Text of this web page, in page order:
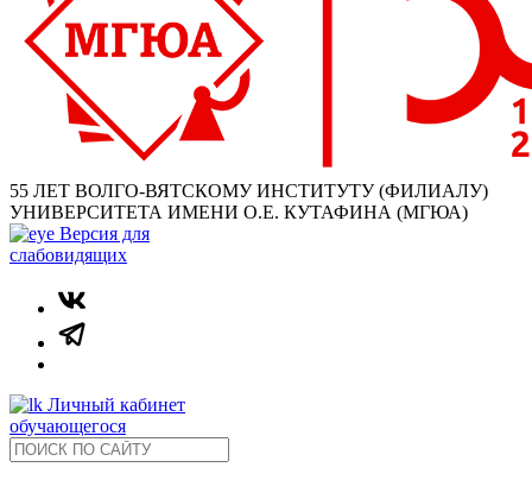
55 ЛЕТ ВОЛГО-ВЯТСКОМУ ИНСТИТУТУ (ФИЛИАЛУ)
УНИВЕРСИТЕТА ИМЕНИ О.Е. КУТАФИНА (МГЮА)
Версия для
слабовидящих
Личный кабинет
обучающегося